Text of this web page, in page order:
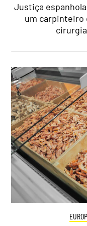
Justiça
um carpinteiro